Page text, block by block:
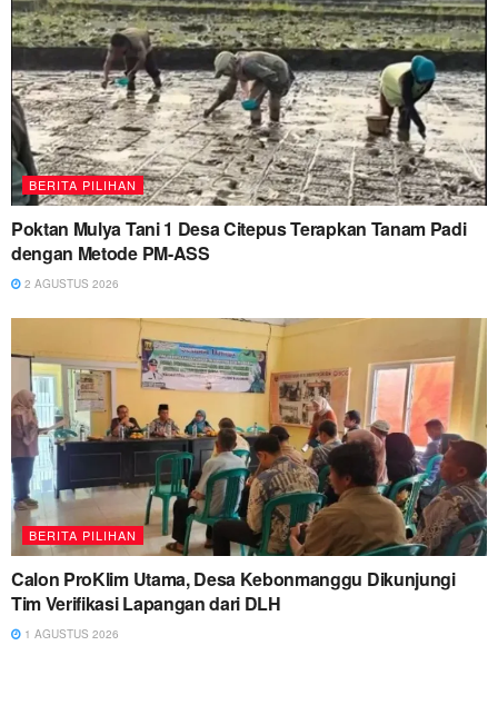
BERITA PILIHAN
Poktan Mulya Tani 1 Desa Citepus Terapkan Tanam Padi
dengan Metode PM-ASS
2 AGUSTUS 2026
BERITA PILIHAN
Calon ProKlim Utama, Desa Kebonmanggu Dikunjungi
Tim Verifikasi Lapangan dari DLH
1 AGUSTUS 2026